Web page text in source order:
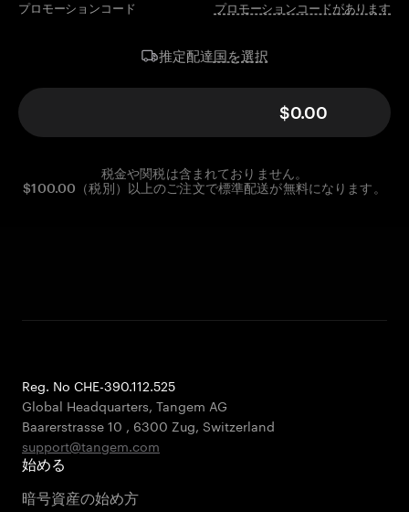
プロモーションコード プロモーションコードがあります
推定配達国を選択
$0.00
税金や関税は含まれておりません。
$100.00（税別）以上のご注文で標準配送が無料になります。
Reg. No CHE-390.112.525
Global Headquarters, Tangem AG
Baarerstrasse 10 , 6300 Zug, Switzerland
support@tangem.com
始める
暗号資産の始め方